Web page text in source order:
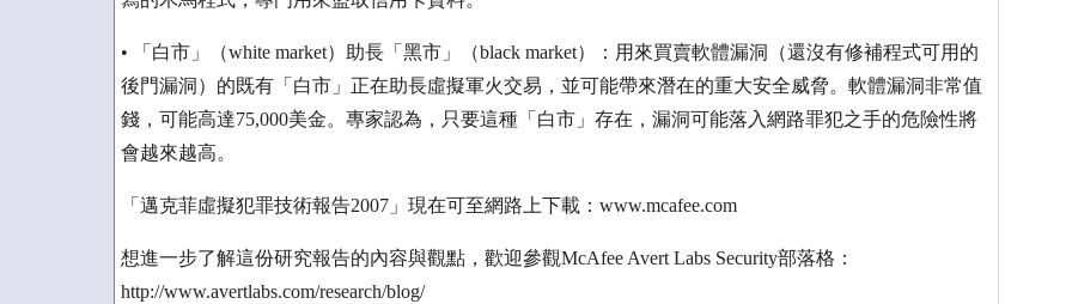
• 「白市」（white market）助長「黑市」（black market）：用來買賣軟體漏洞（還沒有修補程式可用的
後門漏洞）的既有「白市」正在助長虛擬軍火交易，並可能帶來潛在的重大安全威脅。軟體漏洞非常值
錢，可能高達75,000美金。專家認為，只要這種「白市」存在，漏洞可能落入網路罪犯之手的危險性將
會越來越高。
「邁克菲虛擬犯罪技術報告2007」現在可至網路上下載：www.mcafee.com
想進一步了解這份研究報告的內容與觀點，歡迎參觀McAfee Avert Labs Security部落格：
http://www.avertlabs.com/research/blog/